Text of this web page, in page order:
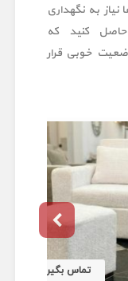
نیاز به نگهداری
کنید که
خوبی قرار
بگیرید